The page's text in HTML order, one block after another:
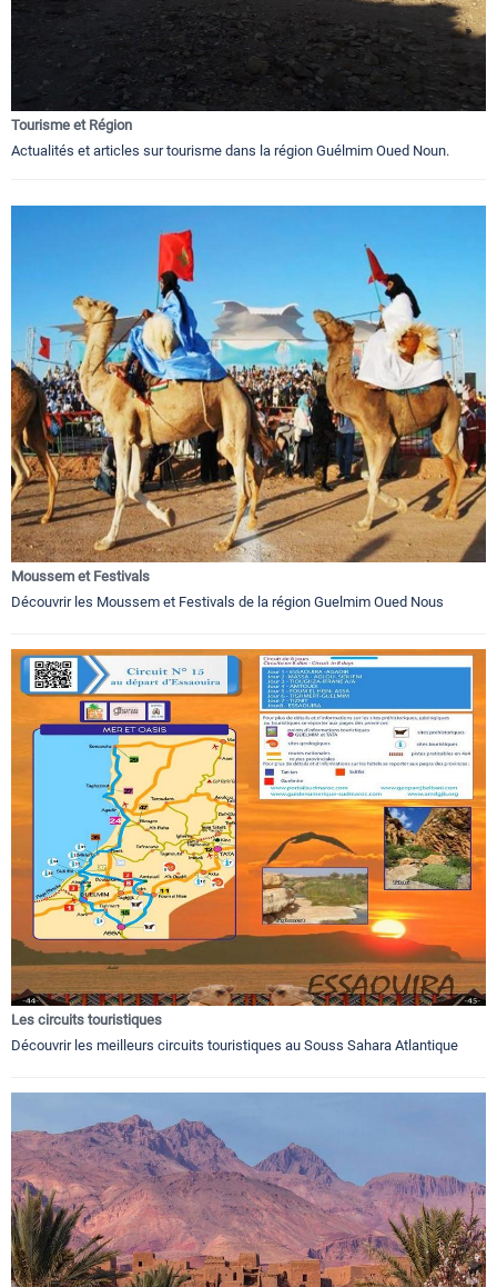
Tourisme et Région
Actualités et articles sur tourisme dans la région Guélmim Oued Noun.
Moussem et Festivals
Découvrir les Moussem et Festivals de la région Guelmim Oued Nous
Les circuits touristiques
Découvrir les meilleurs circuits touristiques au Souss Sahara Atlantique